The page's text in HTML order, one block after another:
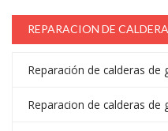
REPARACION DE
Reparación de calderas de
Reparacion de calderas de